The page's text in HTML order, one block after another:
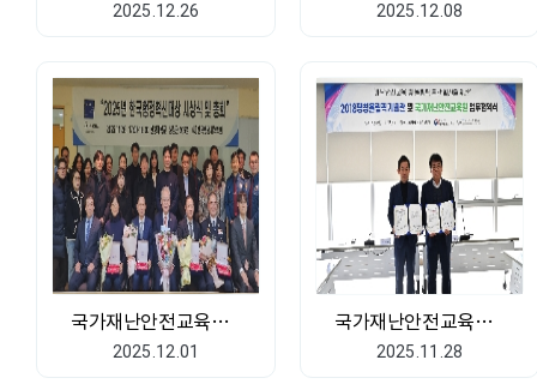
2025.12.26 2025.12.08
국가재난안전교육원, '2025 한국행정혁신대상' 대상 수상
2025.12.01
국가재난안전교육원-평창올림픽기념관 간 업무협약 체결
2025.11.28